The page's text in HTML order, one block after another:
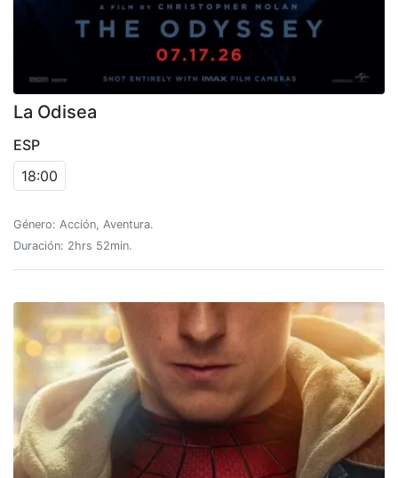
La Odisea
ESP
18:00
Género: Acción, Aventura.
Duración: 2hrs 52min.